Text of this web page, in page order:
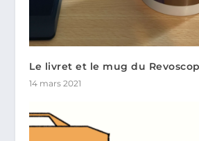
Le livret et le mug du
14 mars 2021